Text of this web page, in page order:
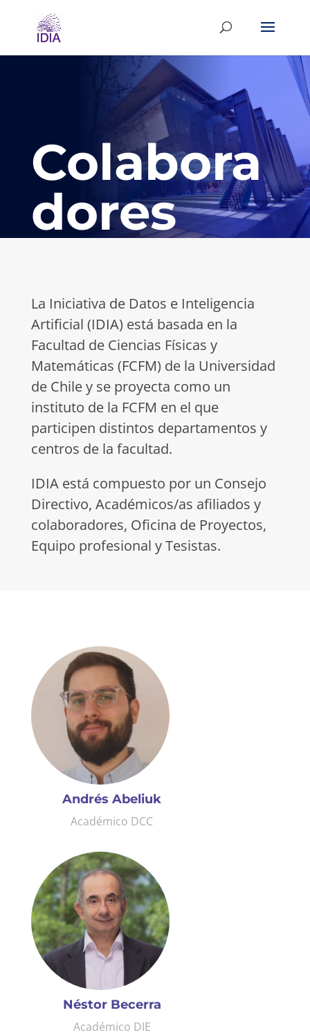
Colabora
dores
La Iniciativa de Datos e Inteligencia
Artificial (IDIA) está basada en la
Facultad de Ciencias Físicas y
Matemáticas (FCFM) de la Universidad
de Chile y se proyecta como un
instituto de la FCFM en el que
participen distintos departamentos y
centros de la facultad.
IDIA está compuesto por un Consejo
Directivo, Académicos/as afiliados y
colaboradores, Oficina de Proyectos,
Equipo profesional y Tesistas.
Andrés Abeliuk
Académico DCC
Néstor Becerra
Académico DIE